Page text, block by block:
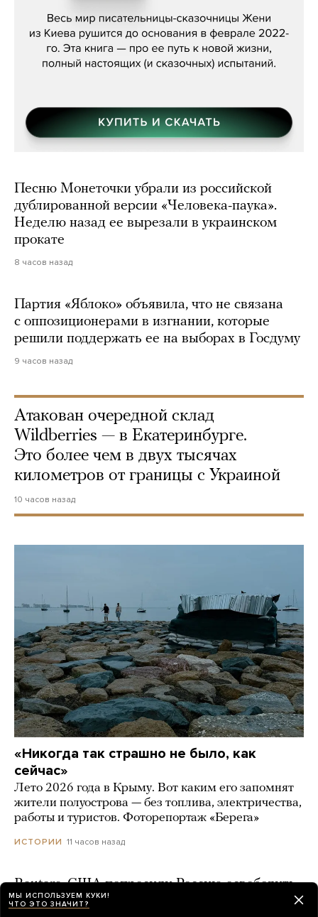
Песню Монеточки убрали из российской
дублированной версии «Человека-паука».
Неделю назад ее вырезали в украинском
прокате
8 часов назад
Партия «Яблоко» объявила, что не связана
с оппозиционерами в изгнании, которые
решили поддержать ее на выборах в Госдуму
9 часов назад
Атакован очередной склад
Wildberries — в Екатеринбурге.
Это более чем в двух тысячах
километров от границы с Украиной
10 часов назад
«Никогда так страшно не было, как
сейчас»
Лето 2026 года в Крыму. Вот каким его запомнят
жители полуострова — без топлива, электричества,
работы и туристов. Фоторепортаж «Берега»
ИСТОРИИ 11 часов назад
Reuters: США попросили Россию освободить
бывшего морпеха Роберта Гилмана, который
МЫ ИСПОЛЬЗУЕМ КУКИ!
ЧТО ЭТО ЗНАЧИТ?